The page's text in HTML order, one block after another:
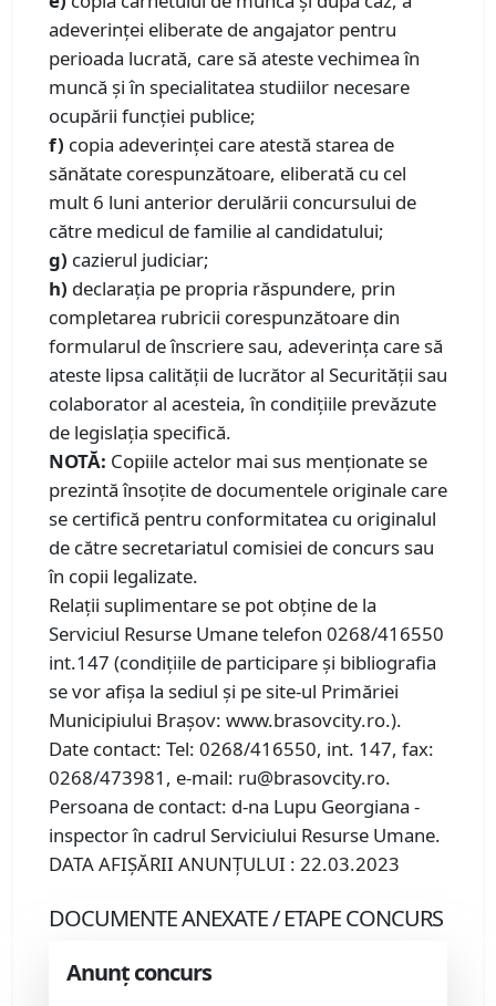
adeverinţei eliberate de angajator pentru
perioada lucrată, care să ateste vechimea în
muncă şi în specialitatea studiilor necesare
ocupării funcţiei publice;
f) copia adeverinţei care atestă starea de
sănătate corespunzătoare, eliberată cu cel
mult 6 luni anterior derulării concursului de
către medicul de familie al candidatului;
g) cazierul judiciar;
h) declaraţia pe propria răspundere, prin
completarea rubricii corespunzătoare din
formularul de înscriere sau, adeverinţa care să
ateste lipsa calităţii de lucrător al Securităţii sau
colaborator al acesteia, în condițiile prevăzute
de legislația specifică.
NOTĂ: Copiile actelor mai sus menţionate se
prezintă însoţite de documentele originale care
se certifică pentru conformitatea cu originalul
de către secretariatul comisiei de concurs sau
în copii legalizate.
Relaţii suplimentare se pot obţine de la
Serviciul Resurse Umane telefon 0268/416550
int.147 (condiţiile de participare şi bibliografia
se vor afişa la sediul şi pe site-ul Primăriei
Municipiului Braşov: www.brasovcity.ro.).
Date contact: Tel: 0268/416550, int. 147, fax:
0268/473981, e-mail: ru@brasovcity.ro.
Persoana de contact: d-na Lupu Georgiana -
inspector în cadrul Serviciului Resurse Umane.
DATA AFIŞĂRII ANUNŢULUI : 22.03.2023
DOCUMENTE ANEXATE / ETAPE CONCURS
Anunț concurs